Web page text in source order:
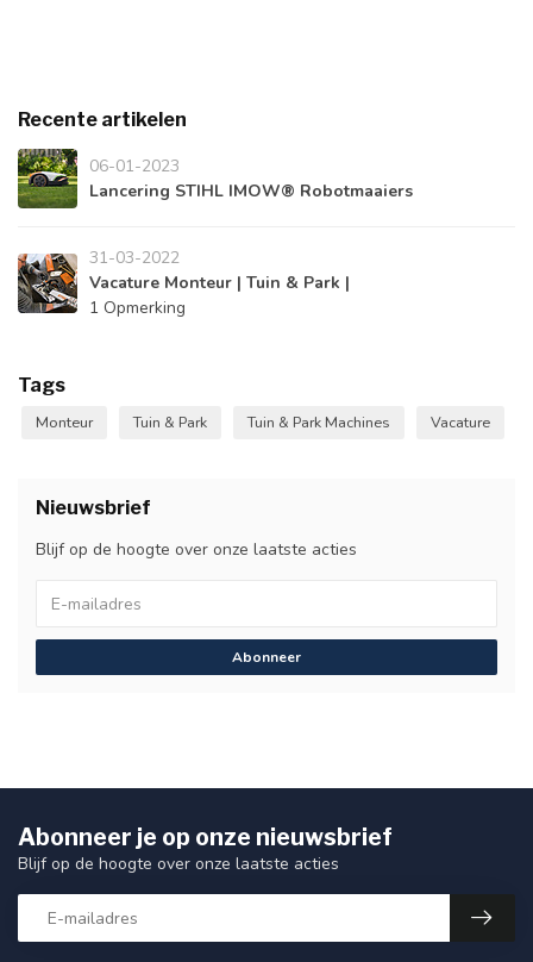
Recente artikelen
06-01-2023
Lancering STIHL IMOW® Robotmaaiers
31-03-2022
Vacature Monteur | Tuin & Park |
1 Opmerking
Tags
Monteur Tuin & Park Tuin & Park Machines Vacature
Nieuwsbrief
Blijf op de hoogte over onze laatste acties
Abonneer
Abonneer je op onze nieuwsbrief
Blijf op de hoogte over onze laatste acties